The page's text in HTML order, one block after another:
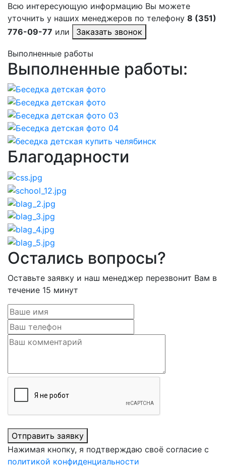
Всю интересующую информацию Вы можете
уточнить у наших менеджеров по телефону 8 (351)
776-09-77 или Заказать звонок
Выполненные работы
Выполненные работы:
Благодарности
Остались вопросы?
Оставьте заявку и наш менеджер перезвонит Вам в
течение 15 минут
Отправить заявку
Нажимая кнопку, я подтверждаю своё согласие с
политикой конфиденциальности